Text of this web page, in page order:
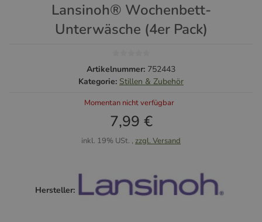
Lansinoh® Wochenbett-
Unterwäsche (4er Pack)
Artikelnummer: 752443
Kategorie: Stillen & Zubehör
Momentan nicht verfügbar
7,99 €
inkl. 19% USt. , zzgl. Versand
Hersteller: